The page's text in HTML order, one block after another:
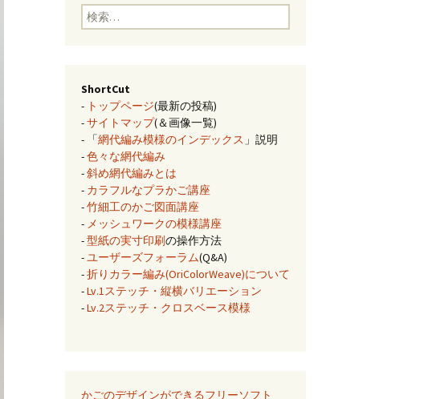
検
索:
ShortCut
- トップページ(最新の投稿)
-サイトマップ(＆画像一覧)
- 「網代編み模様のインデックス 」説明
-色々な網代編み
-斜め網代編みとは
- カラフルなプラかご講座
-竹細工のかご図面講座
- メッシュワークの模様講座
-型紙の実寸印刷の操作方法
-ユーザーズフォーラム(Q&A)
-折りカラー編み(OriColorWeave)について
-Lv.1ステッチ・縦横バリエーション
-Lv.2ステッチ・クロスベース模様
かごのデザインができるフリーソフト